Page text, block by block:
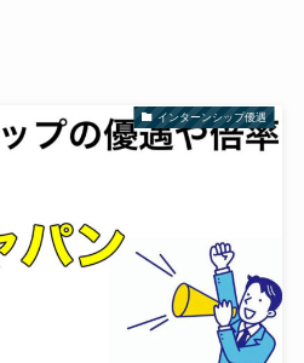
インターンシップ優遇